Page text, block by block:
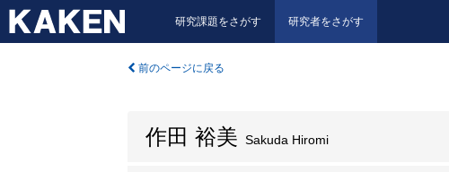
研究課題をさがす 研究者をさがす
前のページに戻る
作田 裕美 Sakuda Hiromi